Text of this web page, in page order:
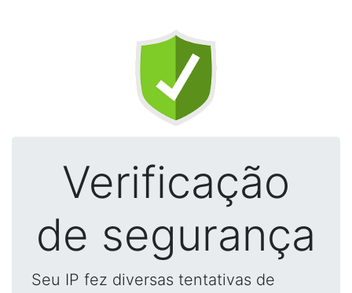
Verificação
de segurança
Seu IP fez diversas tentativas de